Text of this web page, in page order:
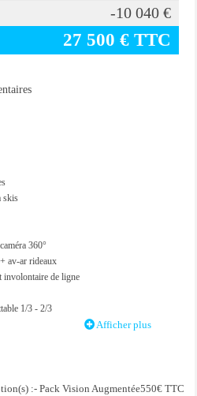
-10 040 €
27 500 € TTC
skis
360°
av-ar rideaux
involontaire de ligne
1/3 - 2/3
- sport
Afficher plus
:- Pack Vision Augmentée550€ TTC